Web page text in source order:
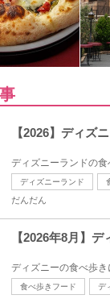
【2026】ディズ
ディズニーランドの
ディズニーランド
だんだん
【2026年8月】
ディズニーの食べ歩
食べ歩きフード デ